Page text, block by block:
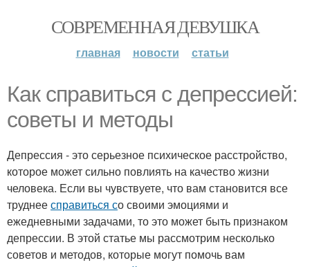
СОВРЕМЕННАЯ ДЕВУШКА
главная новости статьи
Как справиться с депрессией:
советы и методы
Депрессия - это серьезное психическое расстройство,
которое может сильно повлиять на качество жизни
человека. Если вы чувствуете, что вам становится все
труднеесправиться со своими эмоциями и
ежедневными задачами, то это может быть признаком
депрессии. В этой статье мы рассмотрим несколько
советов и методов, которые могут помочь вам